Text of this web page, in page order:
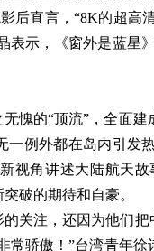
后直言，“8K的超高
表示，《窗外是蓝星
愧的“顶流”，全面
例外都在岛内引发
视角讲述大陆航天
破的期待和自豪。
关注，还因为他们
常骄傲！”台湾青年